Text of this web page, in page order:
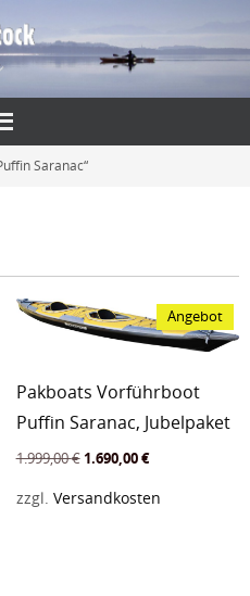
Saranac“
Angebot
Pakboats Vorführboot
Puffin Saranac, Jubelpaket
1.999,00€ Ursprünglicher
war:
1.690,00€Aktueller
ist:
zzgl. Versandkosten